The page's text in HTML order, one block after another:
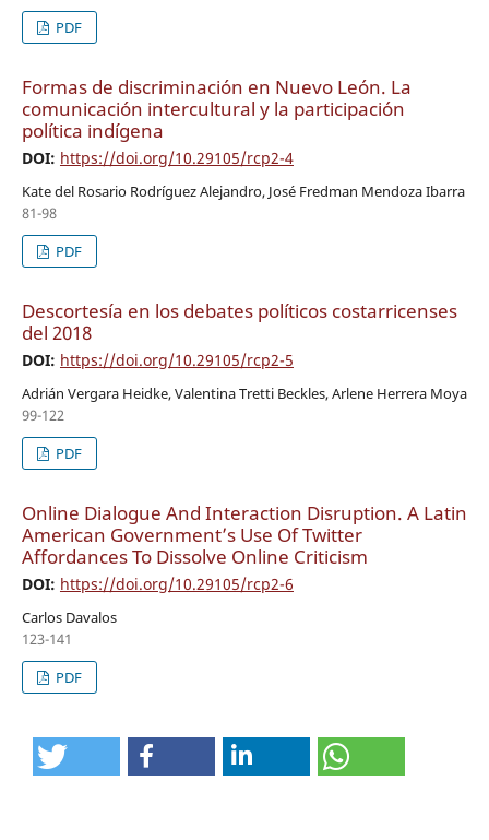
PDF
Formas de discriminación en Nuevo León. La
comunicación intercultural y la participación
política indígena
DOI: https://doi.org/10.29105/rcp2-4
Kate del Rosario Rodríguez Alejandro, José Fredman Mendoza Ibarra
81-98
PDF
Descortesía en los debates políticos costarricenses
del 2018
DOI: https://doi.org/10.29105/rcp2-5
Adrián Vergara Heidke, Valentina Tretti Beckles, Arlene Herrera Moya
99-122
PDF
Online Dialogue And Interaction Disruption. A Latin
American Government’s Use Of Twitter
Affordances To Dissolve Online Criticism
DOI: https://doi.org/10.29105/rcp2-6
Carlos Davalos
123-141
PDF